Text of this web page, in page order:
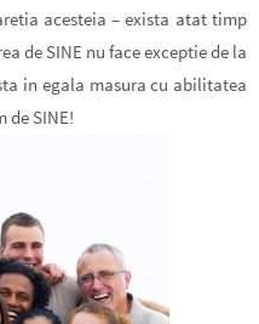
acesteia –exista atat timp
de SINE nu face exceptie de la
in egala masura cu abilitatea
de SINE!